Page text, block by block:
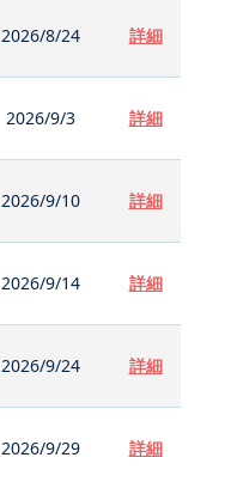
2026/8/24 詳細
2026/9/3 詳細
2026/9/10 詳細
2026/9/14 詳細
2026/9/24 詳細
2026/9/29 詳細